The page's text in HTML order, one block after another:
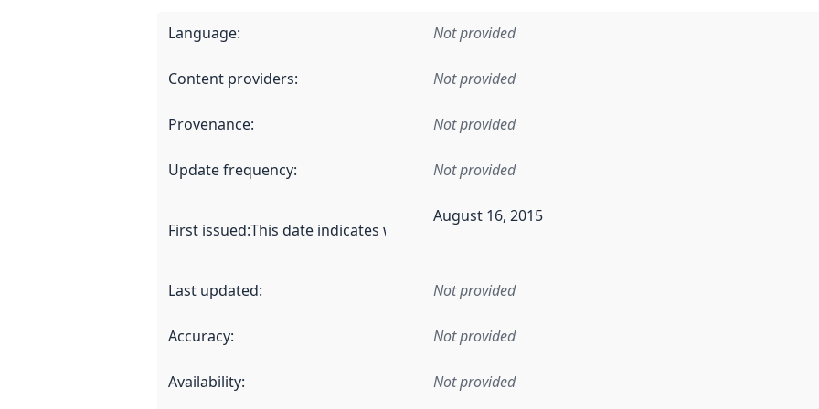
Language: Not provided
Content providers: Not provided
Provenance: Not provided
Update frequency: Not provided
First issued:This date indicates when the data in this dataset was first released. It may have
August 16, 2015
Last updated: Not provided
Accuracy: Not provided
Availability: Not provided